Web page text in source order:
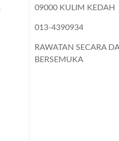
09000 KULIM KEDAH
013-4390934
RAWATAN SECARA
BERSEMUKA